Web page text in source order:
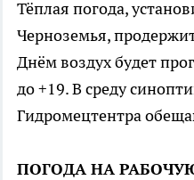
Тёплая погода,
Черноземья,
Днём воздух будет
до +19. В среду
Гидромецтентра
ПОГОДА НА